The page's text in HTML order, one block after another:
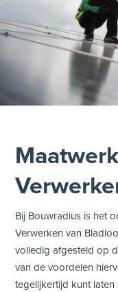
Bij Bouwradius is het
Verwerken van
volledig afgesteld op
van de voordelen
tegelijkertijd kunt